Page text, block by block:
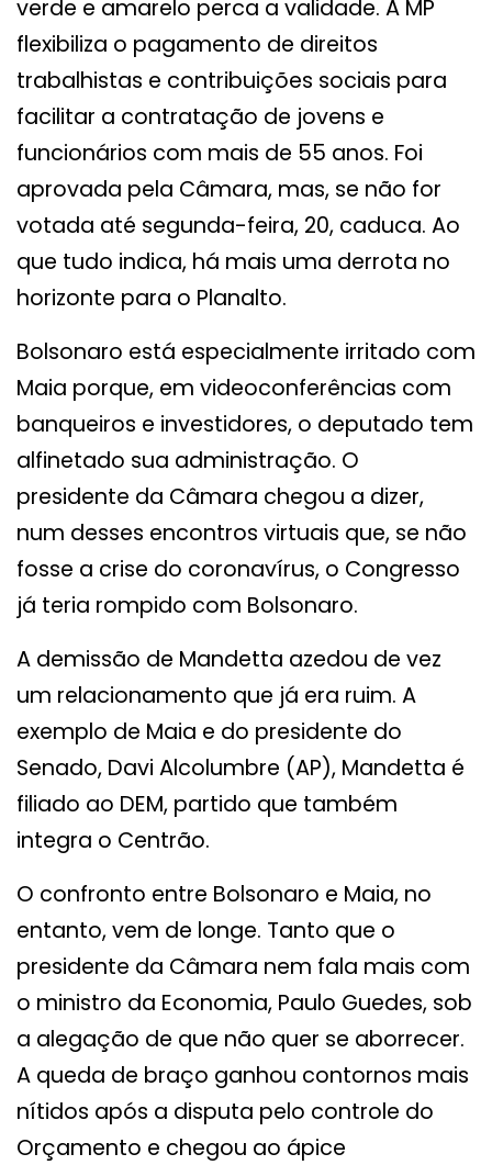
verde e amarelo perca a validade. A MP
flexibiliza o pagamento de direitos
trabalhistas e contribuições sociais para
facilitar a contratação de jovens e
funcionários com mais de 55 anos. Foi
aprovada pela Câmara, mas, se não for
votada até segunda-feira, 20, caduca. Ao
que tudo indica, há mais uma derrota no
horizonte para o Planalto.
Bolsonaro está especialmente irritado com
Maia porque, em videoconferências com
banqueiros e investidores, o deputado tem
alfinetado sua administração. O
presidente da Câmara chegou a dizer,
num desses encontros virtuais que, se não
fosse a crise do coronavírus, o Congresso
já teria rompido com Bolsonaro.
A demissão de Mandetta azedou de vez
um relacionamento que já era ruim. A
exemplo de Maia e do presidente do
Senado, Davi Alcolumbre (AP), Mandetta é
filiado ao DEM, partido que também
integra o Centrão.
O confronto entre Bolsonaro e Maia, no
entanto, vem de longe. Tanto que o
presidente da Câmara nem fala mais com
o ministro da Economia, Paulo Guedes, sob
a alegação de que não quer se aborrecer.
A queda de braço ganhou contornos mais
nítidos após a disputa pelo controle do
Orçamento e chegou ao ápice